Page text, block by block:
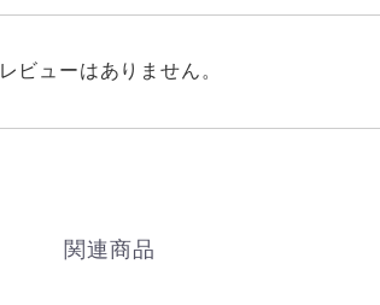
レビューはありません。